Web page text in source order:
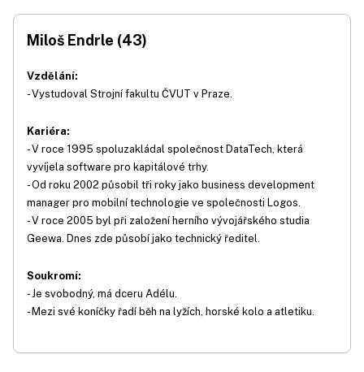
Miloš Endrle (43)
Vzdělání:
- Vystudoval Strojní fakultu ČVUT v Praze.
Kariéra:
- V roce 1995 spoluzakládal společnost DataTech, která
vyvíjela software pro kapitálové trhy.
- Od roku 2002 působil tři roky jako business development
manager pro mobilní technologie ve společnosti Logos.
- V roce 2005 byl při založení herního vývojářského studia
Geewa. Dnes zde působí jako technický ředitel.
Soukromí:
- Je svobodný, má dceru Adélu.
- Mezi své koníčky řadí běh na lyžích, horské kolo a atletiku.